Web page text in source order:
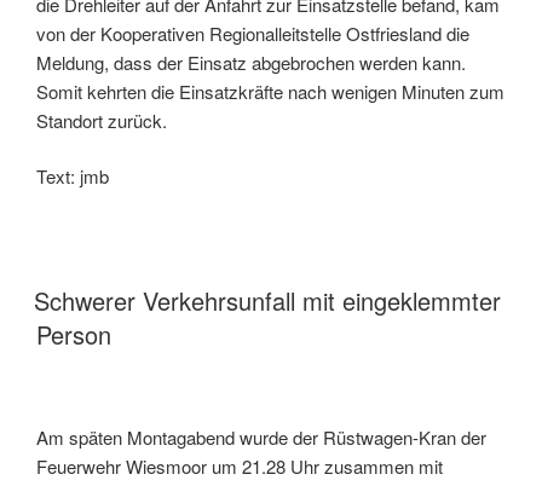
von der Kooperativen Regionalleitstelle Ostfriesland die
Meldung, dass der Einsatz abgebrochen werden kann.
Somit kehrten die Einsatzkräfte nach wenigen Minuten zum
Standort zurück.
Text: jmb
Schwerer Verkehrsunfall mit eingeklemmter
Person
Am späten Montagabend wurde der Rüstwagen-Kran der
Feuerwehr Wiesmoor um 21.28 Uhr zusammen mit